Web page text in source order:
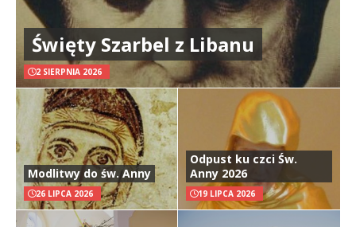
Święty Szarbel z Libanu
2 SIERPNIA 2026
Modlitwy do św. Anny
26 LIPCA 2026
Odpust ku czci Św.
Anny 2026
19 LIPCA 2026